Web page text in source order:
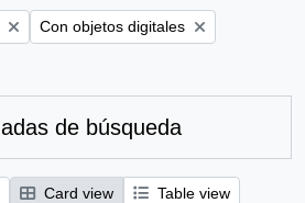
Remove filter:
Con objetos digitales
de búsqueda
Card view
Table view